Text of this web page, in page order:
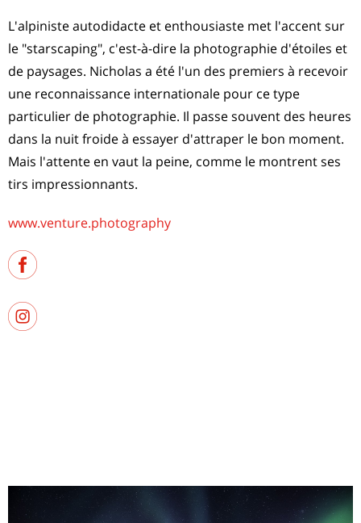
L'alpiniste autodidacte et enthousiaste met l'accent sur
le "starscaping", c'est-à-dire la photographie d'étoiles et
de paysages. Nicholas a été l'un des premiers à recevoir
une reconnaissance internationale pour ce type
particulier de photographie. Il passe souvent des heures
dans la nuit froide à essayer d'attraper le bon moment.
Mais l'attente en vaut la peine, comme le montrent ses
tirs impressionnants.
www.venture.photography